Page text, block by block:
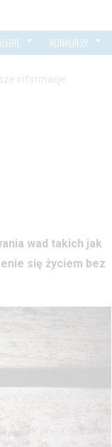
KONKURSY
informacje
wad takich jak
się życiem bez